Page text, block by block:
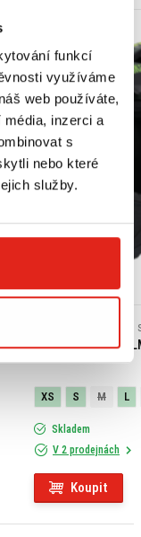
funkcí
využíváme
web používáte,
inzerci a
s
nebo které
služby.
Výpredaj
SHIRO ENDURO
XS S M L
Skladem
V 2 prodejnách
Koupit